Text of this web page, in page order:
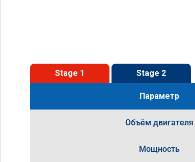
Stage 1 Stage 2
Параметр
Объём двигателя
Мощность